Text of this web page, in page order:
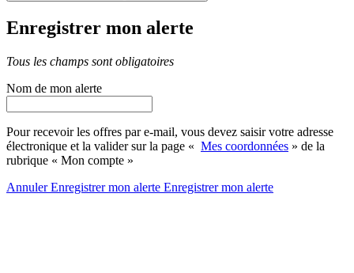
Enregistrer mon alerte
Tous les champs sont obligatoires
Nom de mon alerte
Pour recevoir les offres par e-mail, vous devez saisir votre adresse
électronique et la valider sur la page « Mes coordonnées » de la
rubrique « Mon compte »
AnnulerEnregistrer mon alerte Enregistrermon alerte